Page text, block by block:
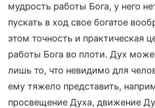
мудрость работы Бога, у него
пускать в ход свое богатое
этом точность и практическая
работы Бога во плоти. Дух
лишь то, что невидимо для
ему тяжело представить,
просвещение Духа, движение